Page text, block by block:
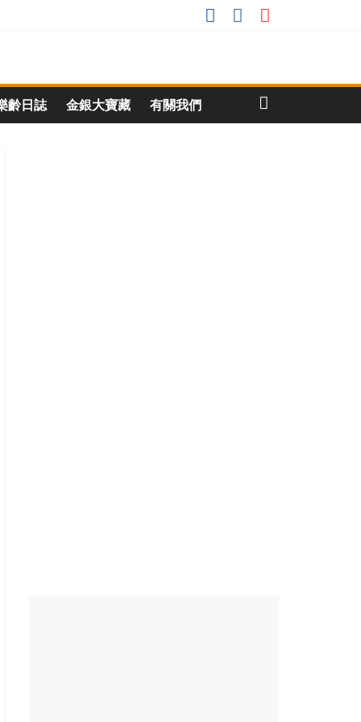
齡日誌 金銀大寶藏 有關我們